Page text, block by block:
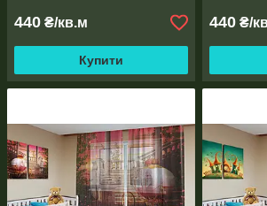
440 ₴/кв.м
Купити
440 ₴/